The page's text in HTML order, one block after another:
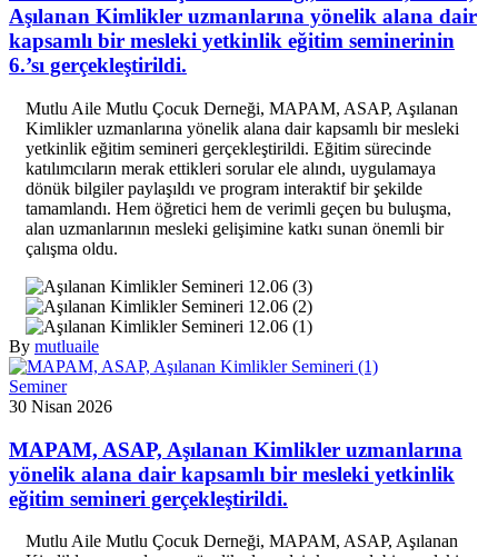
Aşılanan Kimlikler uzmanlarına yönelik alana dair
kapsamlı bir mesleki yetkinlik eğitim seminerinin
6.’sı gerçekleştirildi.
Mutlu Aile Mutlu Çocuk Derneği, MAPAM, ASAP, Aşılanan
Kimlikler uzmanlarına yönelik alana dair kapsamlı bir mesleki
yetkinlik eğitim semineri gerçekleştirildi. Eğitim sürecinde
katılımcıların merak ettikleri sorular ele alındı, uygulamaya
dönük bilgiler paylaşıldı ve program interaktif bir şekilde
tamamlandı. Hem öğretici hem de verimli geçen bu buluşma,
alan uzmanlarının mesleki gelişimine katkı sunan önemli bir
çalışma oldu.
By mutluaile
Seminer
30 Nisan 2026
MAPAM, ASAP, Aşılanan Kimlikler uzmanlarına
yönelik alana dair kapsamlı bir mesleki yetkinlik
eğitim semineri gerçekleştirildi.
Mutlu Aile Mutlu Çocuk Derneği, MAPAM, ASAP, Aşılanan